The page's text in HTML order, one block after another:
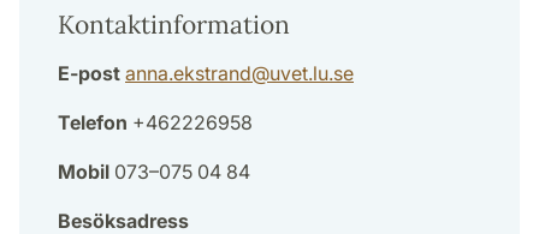
Kontaktinformation
E-post anna.ekstrand@uvet.lu.se
Telefon +462226958
Mobil 073–075 04 84
Besöksadress